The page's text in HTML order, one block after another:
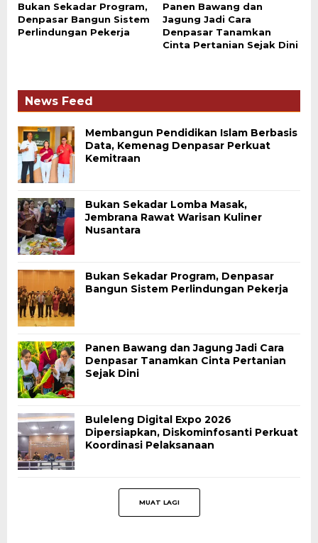
Bukan Sekadar Program,
Denpasar Bangun Sistem
Perlindungan Pekerja
Panen Bawang dan
Jagung Jadi Cara
Denpasar Tanamkan
Cinta Pertanian Sejak Dini
News Feed
Membangun Pendidikan Islam Berbasis
Data, Kemenag Denpasar Perkuat
Kemitraan
Bukan Sekadar Lomba Masak,
Jembrana Rawat Warisan Kuliner
Nusantara
Bukan Sekadar Program, Denpasar
Bangun Sistem Perlindungan Pekerja
Panen Bawang dan Jagung Jadi Cara
Denpasar Tanamkan Cinta Pertanian
Sejak Dini
Buleleng Digital Expo 2026
Dipersiapkan, Diskominfosanti Perkuat
Koordinasi Pelaksanaan